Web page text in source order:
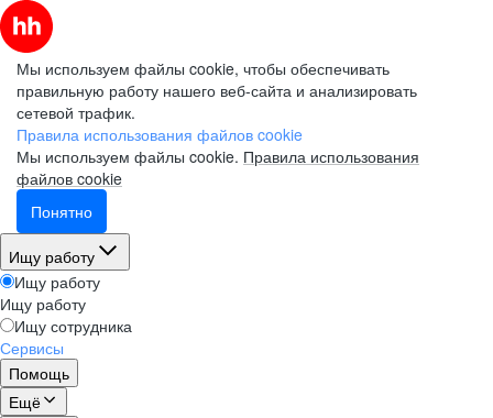
Мы используем файлы cookie, чтобы обеспечивать
правильную работу нашего веб-сайта и анализировать
сетевой трафик.
Правила использования файлов cookie
Мы используем файлы cookie. Правила использования
файлов cookie
Понятно
Ищу работу
Ищу работу
Ищу работу
Ищу сотрудника
Сервисы
Помощь
Ещё